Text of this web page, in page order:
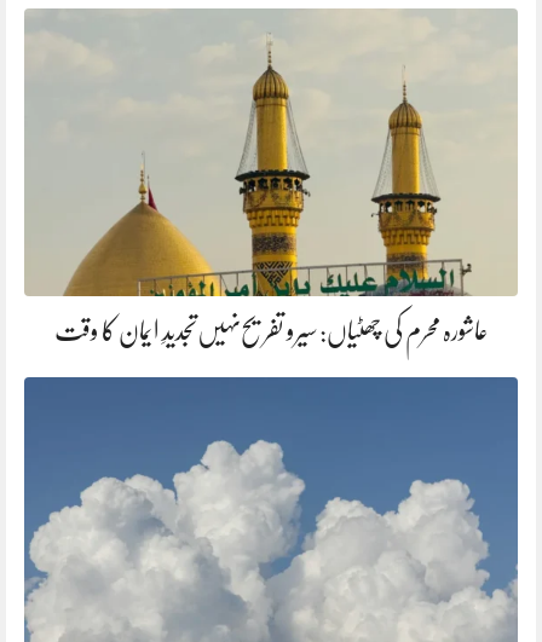
عاشورہ محرم کی چھٹیاں: سیرو تفریح‌نہیں‌تجدیدِ ایمان کا وقت